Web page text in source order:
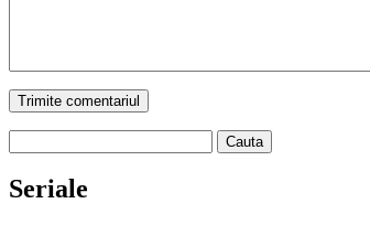
Trimite comentariul
Cauta
Seriale